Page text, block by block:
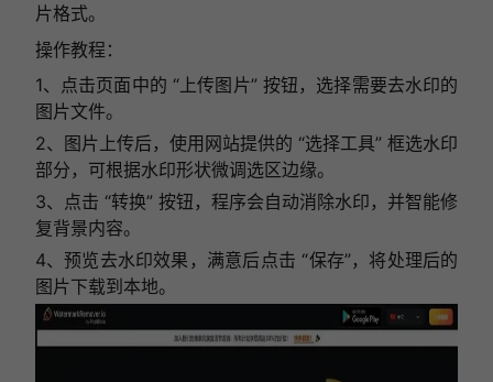
片格式。
操作教程：
1、点击页面中的 “上传图片” 按钮，选择需要去水印的
图片文件。
2、图片上传后，使用网站提供的 “选择工具” 框选水印
部分，可根据水印形状微调选区边缘。
3、点击 “转换” 按钮，程序会自动消除水印，并智能修
复背景内容。
4、预览去水印效果，满意后点击 “保存”，将处理后的
图片下载到本地。